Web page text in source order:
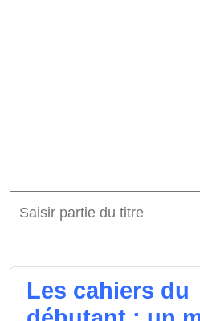
Les cahiers du